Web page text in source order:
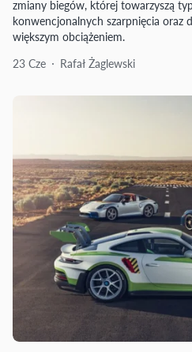
zmiany biegów, której towarzyszą
konwencjonalnych szarpnięcia oraz
większym obciążeniem.
23 Cze
Rafał Żaglewski